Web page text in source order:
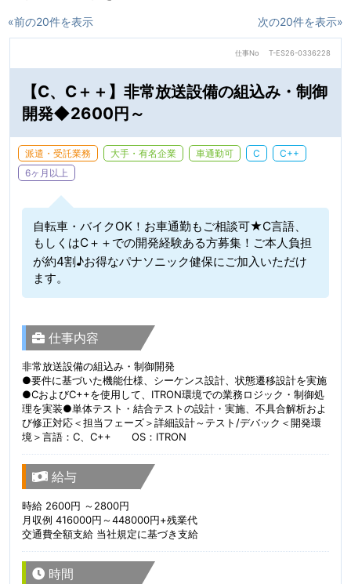
«前の20件を表示 次の20件を表示»
仕事No T-ES26-0336228
【C、C＋＋】非常放送設備の組込み・制御
開発◆2600円～
派遣・受託業務 大手・有名企業 車通勤可 C
C++
6ヶ月以上
自転車・バイクOK！お車通勤もご相談可★C言語、
もしくはC＋＋での開発経験ある方募集！ご本人負担
が約4割♪お得なパナソニック健保にご加入いただけ
ます。
仕事内容
非常放送設備の組込み・制御開発
●要件に基づいた機能仕様、シーケンス設計、状態遷移設計を実施
●CおよびC++を使用して、ITRON環境での業務ロジック・制御処
理を実装●単体テスト・結合テストの設計・実施、不具合解析およ
び修正対応＜担当フェーズ＞詳細設計～テスト/デバック＜開発環
境＞言語：C、C++ OS：ITRON
給与
時給 2600円 ～2800円
月収例 416000円～448000円+残業代
交通費全額支給 当社規定に基づき支給
時間